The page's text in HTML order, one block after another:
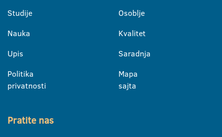
Studije
Nauka
Upis
Politika
privatnosti
Osoblje
Kvalitet
Saradnja
Mapa
sajta
Pratite nas